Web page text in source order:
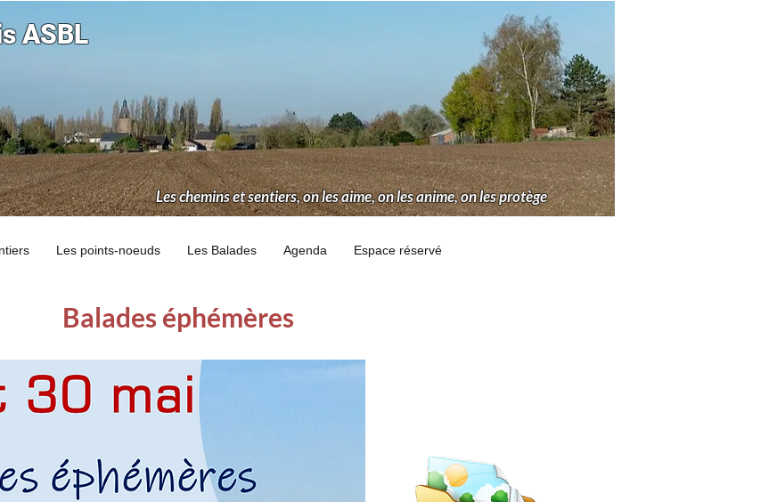
ASBL
Les chemins et sentiers, on les aime, on les anime, on les protège
Les points-noeuds Les Balades Agenda Espace réservé
Balades éphémères